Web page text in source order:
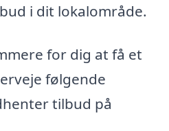
i dit lokalområde.
for dig at få et
følgende
tilbud på